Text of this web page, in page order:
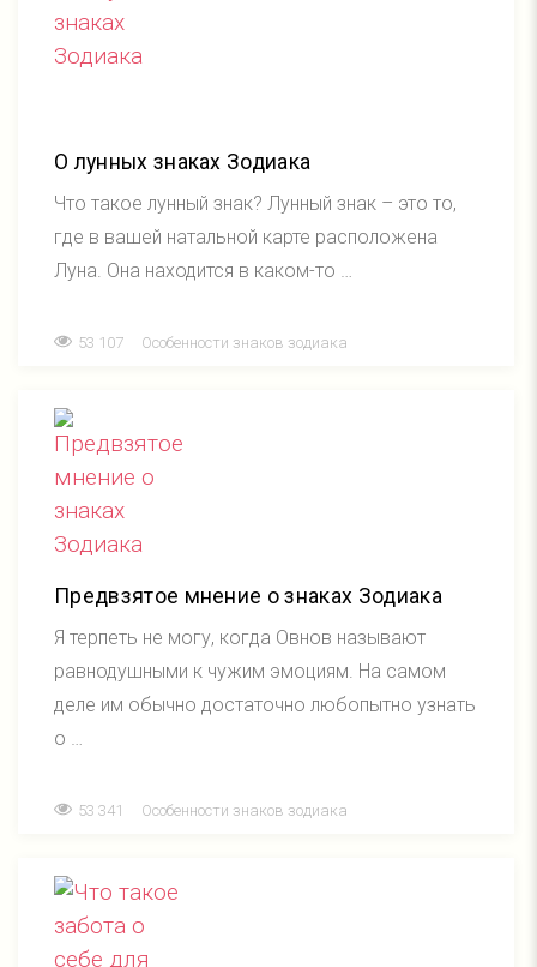
О лунных знаках Зодиака
Что такое лунный знак? Лунный знак – это то,
где в вашей натальной карте расположена
Луна. Она находится в каком-то …
53 107 Особенности знаков зодиака
Предвзятое мнение о знаках Зодиака
Я терпеть не могу, когда Овнов называют
равнодушными к чужим эмоциям. На самом
деле им обычно достаточно любопытно узнать
о …
53 341 Особенности знаков зодиака